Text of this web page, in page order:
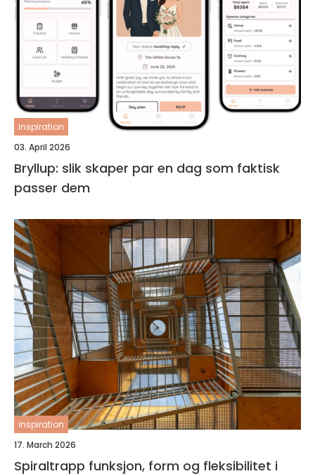
inspiration
03. April 2026
Bryllup: slik skaper par en dag som faktisk
passer dem
inspiration
17. March 2026
Spiraltrapp funksjon, form og fleksibilitet i